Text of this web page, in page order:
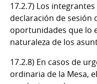
17.2.7) Los
declaración de sesión
oportunidades que lo
naturaleza de los
17.2.8) En casos de
ordinaria de la Mesa,